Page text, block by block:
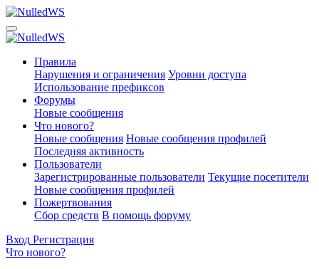
Правила
Нарушения и ограничения Уровни доступа
Использование префиксов
Форумы
Новые сообщения
Что нового?
Новые сообщения Новые сообщения профилей
Последняя активность
Пользователи
Зарегистрированные пользователи Текущие посетители
Новые сообщения профилей
Пожертвования
Сбор средств В помощь форуму
Вход Регистрация
Что нового?